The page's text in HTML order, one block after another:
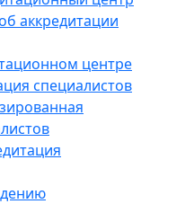
аккредитации
центре
специалистов